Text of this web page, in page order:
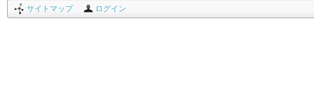
サイトマップ ログイン